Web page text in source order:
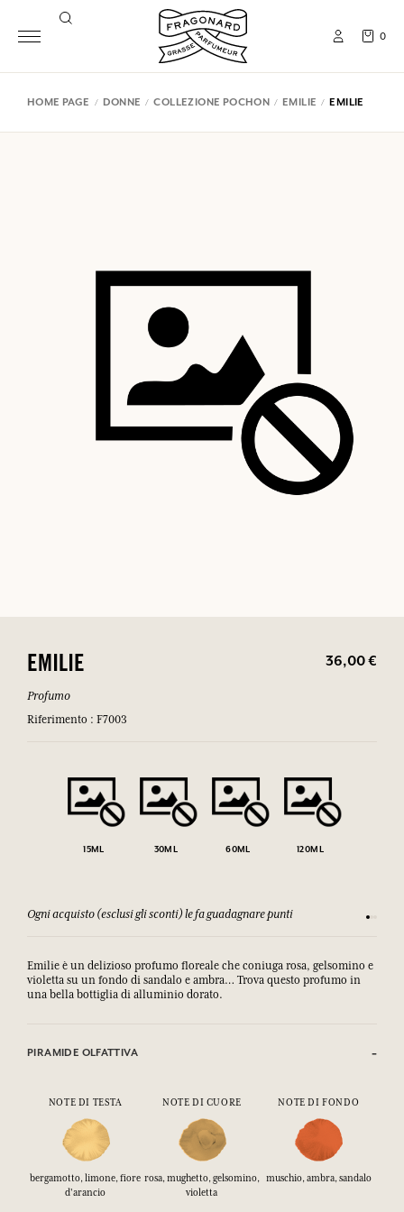
0
HOME PAGE DONNE COLLEZIONE POCHON EMILIE EMILIE
EMILIE 36,00 €
Profumo
Riferimento : F7003
15ML 30ML 60ML 120ML
Ogni acquisto (esclusi gli sconti) le fa guadagnare punti
Emilie è un delizioso profumo floreale che coniuga rosa, gelsomino e
violetta su un fondo di sandalo e ambra… Trova questo profumo in
una bella bottiglia di alluminio dorato.
PIRAMIDE OLFATTIVA
NOTE DI TESTA NOTE DI CUORE NOTE DI FONDO
bergamotto, limone, fiore
d'arancio
rosa, mughetto, gelsomino,
violetta
muschio, ambra, sandalo